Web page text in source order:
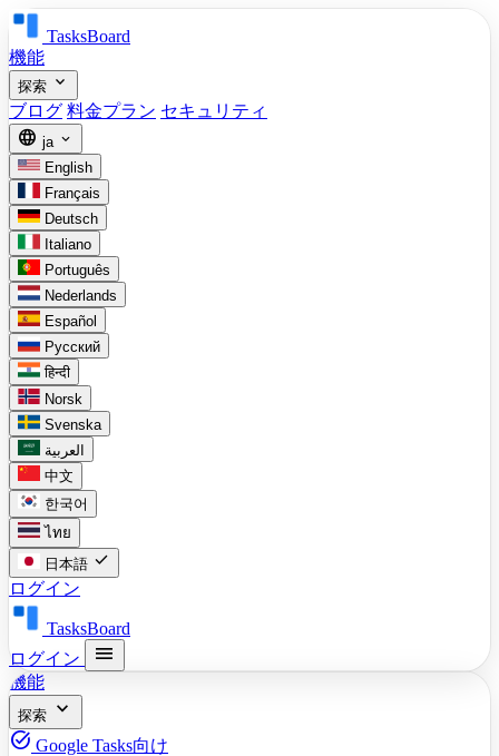
TasksBoard
機能
探索 expand_more
ブログ 料金プラン セキュリティ
language ja expand_more
English
Français
Deutsch
Italiano
Português
Nederlands
Español
Русский
हिन्दी
Norsk
Svenska
العربية
中文
한국어
ไทย
日本語 check
ログイン
TasksBoard
ログイン
menu
機能
探索 expand_more
task_alt Google Tasks向け